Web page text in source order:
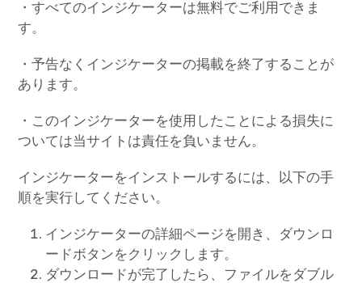
・すべてのインジケーターは無料でご利用できま
す。
・予告なくインジケーターの掲載を終了することが
あります。
・このインジケーターを使用したことによる損失に
ついては当サイトは責任を負いません。
インジケーターをインストールするには、以下の手
順を実行してください。
インジケーターの詳細ページを開き、ダウンロ
ードボタンをクリックします。
ダウンロードが完了したら、ファイルをダブル